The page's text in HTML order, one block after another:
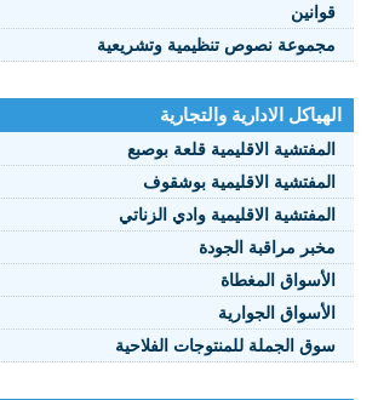
قوانين
مجموعة نصوص تنظيمية وتشريعية
الهياكل الادارية والتجارية
المفتشية الاقليمية قلعة بوصبع
المفتشية الاقليمية بوشقوف
المفتشية الاقليمية وادي الزناتي
مخبر مراقبة الجودة
الأسواق المغطاة
الأسواق الجوارية
سوق الجملة للمنتوجات الفلاحية